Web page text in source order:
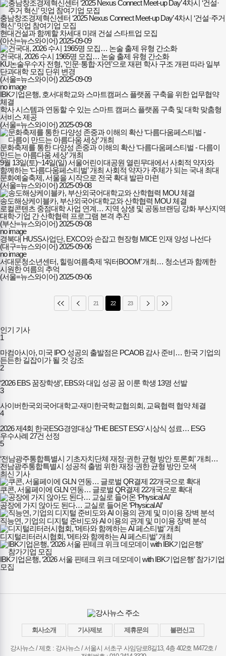
충남창조경제혁신센터 ‘2025 Nexus Connect Meet-up Day’ 4차시 ‘건설·주거
혁신’ 밋업 참여기업 모집
현대건설과 함께할 차세대 미래 건설 스타트업 모집
(아산=뉴스와이어) 2025-09-09
건국대, 2026 수시 1965명 모집… 논술 출제 유형 간소화
KU논술우수자 전형, ‘인문·통합·자연’으로 재편 학사 구조 개편 따라 일부
단과대학 모집 단위 변경
(서울=뉴스와이어) 2025-09-09
no image
IBK기업은행, 호서대학교와 스마트캠퍼스 플랫폼 구축을 위한 업무협약
체결
학사 시스템과 연동할 수 있는 스마트 캠퍼스 플랫폼 구축 및 대학 맞춤형
서비스 제공
(서울=뉴스와이어) 2025-09-08
문화축제를 통한 다양성 존중과 이해의 확산 ‘다름다움페스티벌 - 다름이
만드는 아름다움 세상’ 개최
9월 13일(토)~14일(일) 서울어린이대공원 열린무대에서 사회적 약자와
함께하는 ‘다름다움페스티벌’ 개최 사회적 약자가 주체가 되는 국내 최대
문화예술축제, 서울을 시작으로 전국 확대 발판 마련
(서울=뉴스와이어) 2025-09-08
송도해상케이블카, 부산외국어대학교와 산학협력 MOU 체결
로컬콘텐츠 중점대학 사업 연계… 지역 상생 및 공동브랜딩 강화 부산지역
대학-기업 간 산학협력 프로그램 본격 추진
(부산=뉴스와이어) 2025-09-08
no image
경북대 HUSS사업단, EXCO와 손잡고 현장형 MICE 인재 양성 나선다
(대구=뉴스와이어) 2025-09-06
no image
서대문청소년센터, 힐링여름축제 ‘워터BOOM’ 개최… 청소년과 함께한
시원한 여름의 추억
(서울=뉴스와이어) 2025-09-06
21 22 23
인기 기사
1
마컴아시아, 미국 IPO 성공의 출발점은 PCAOB 감사 준비… 한국 기업의
든든한 길잡이가 될 것 강조
2
‘2026 EBS 꿈장학생’, EBS와 대입 성공 꿈 이룬 학생 13명 선발
3
사이버한국외국어대학교-재미한국학교협의회, 교육협력 협약 체결
4
2026 제4회 한국ESG경영대상 ‘THE BEST ESG’ 시상식 성료… ESG
우수사례 27건 선정
5
‘전남광주통합특별시 기초자치단체 재정·권한 균형 방안 토론회’ 개최…
전남광주통합특별시 성공적 출범 위한 재정·권한 균형 방안 모색
최신 기사
쿠콘, 서울페이에 GLN 연동… 글로벌 QR결제 22개국으로 확대
공장에 가지 않아도 된다… 교실로 들어온 ‘Physical AI’
직능연, 기업의 디지털 준비도와 AI 이용의 관계 및 미이용 장벽 분석
디지털리터러시협회, ‘메타와 함께하는 AI 페스티벌’ 개최
IBK기업은행, ‘2026 서울 핀테크 위크 데모데이 with IBK기업은행’ 참가기업
모집
회사소개 기사제보 제휴문의 불편신고
강사뉴스 / 제호 : 강사뉴스 /서울시 서초구 사임당로8길13, 4층 402호 M472호 /